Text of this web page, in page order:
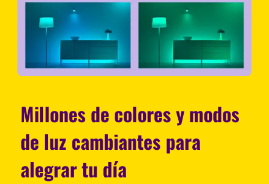
Millones de colores y modos
de luz cambiantes para
alegrar tu día